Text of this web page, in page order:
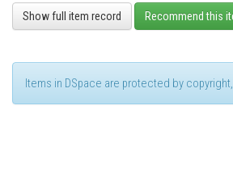
Show full item record Recommend this
Items in DSpace are protected by